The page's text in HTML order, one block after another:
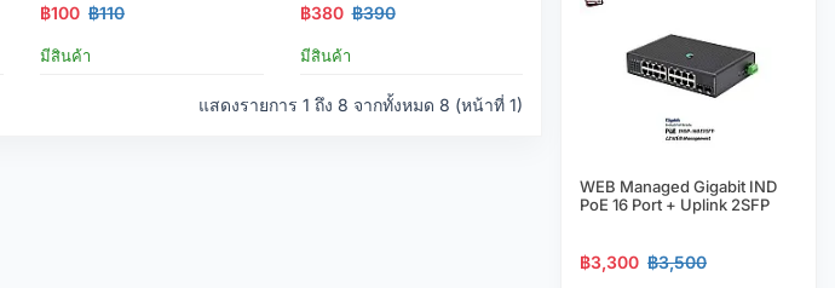
฿100 ฿110
มีสินค้า
฿380 ฿390
มีสินค้า
แสดงรายการ 1 ถึง 8 จากทั้งหมด 8 (หน้าที่ 1)
WEB Managed Gigabit IND
PoE 16 Port + Uplink 2SFP
฿3,300 ฿3,500